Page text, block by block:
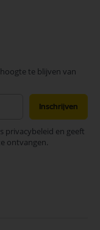
te blijven van
Inschrijven
privacybeleid en geeft
ontvangen.